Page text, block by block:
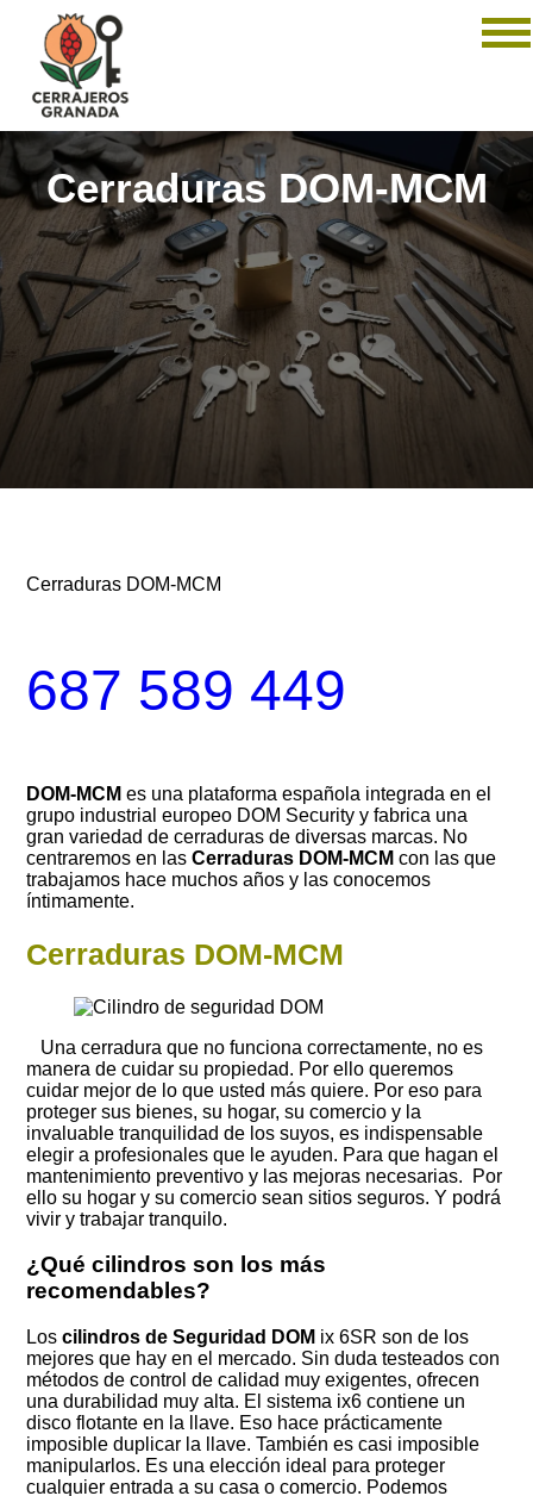
Cerraduras DOM-MCM
Cerraduras DOM-MCM
687 589 449
DOM-MCM es una plataforma española integrada en el
grupo industrial europeo DOM Security y fabrica una
gran variedad de cerraduras de diversas marcas. No
centraremos en lasCerraduras DOM-MCMcon las que
trabajamos hace muchos años y las conocemos
íntimamente.
Cerraduras DOM-MCM
Una cerradura que no funciona correctamente, no es
manera de cuidar su propiedad. Por ello queremos
cuidar mejor de lo que usted más quiere. Por eso para
proteger sus bienes, su hogar, su comercio y la
invaluable tranquilidad de los suyos, es indispensable
elegir a profesionales que le ayuden. Para que hagan el
mantenimiento preventivo y las mejoras necesarias. Por
ello su hogar y su comercio sean sitios seguros. Y podrá
vivir y trabajar tranquilo.
¿Qué cilindros son los más
recomendables?
Loscilindros de Seguridad DOM ix 6SR son de los
mejores que hay en el mercado. Sin duda testeados con
métodos de control de calidad muy exigentes, ofrecen
una durabilidad muy alta. El sistema ix6 contiene un
disco flotante en la llave. Eso hace prácticamente
imposible duplicar la llave. También es casi imposible
manipularlos. Es una elección ideal para proteger
cualquier entrada a su casa o comercio. Podemos